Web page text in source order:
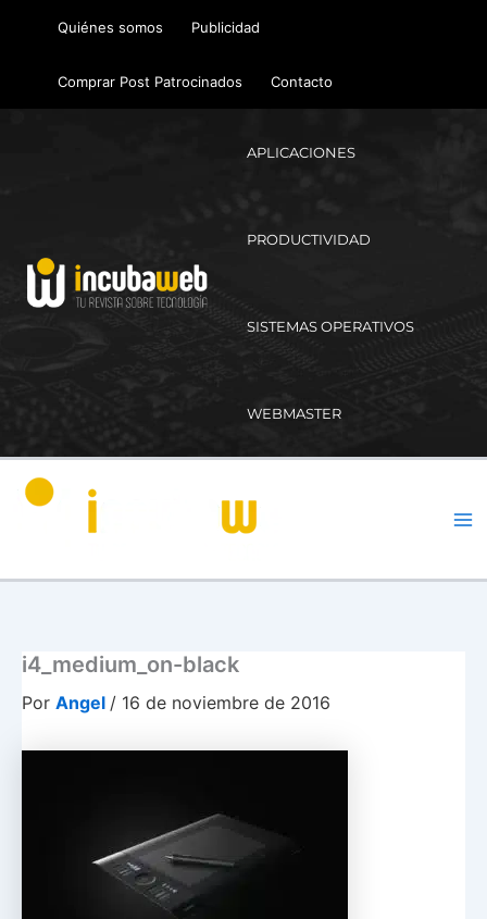
Quiénes somos Publicidad
Comprar Post Patrocinados Contacto
APLICACIONES
PRODUCTIVIDAD
SISTEMAS OPERATIVOS
WEBMASTER
i4_medium_on-black
Por Angel / 16 de noviembre de 2016